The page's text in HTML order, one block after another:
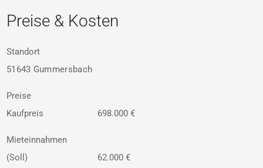
Preise & Kosten
Standort
51643 Gummersbach
Preise
Kaufpreis
698.000 €
Mieteinnahmen
(Soll)
62.000 €